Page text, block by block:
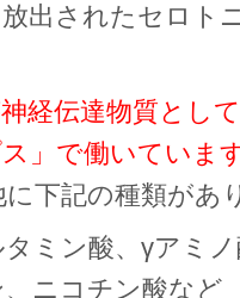
出されたセロト
経伝達物質とし
」で働いていま
下記の種類があ
ミン酸、γアミ
ニコチン酸など